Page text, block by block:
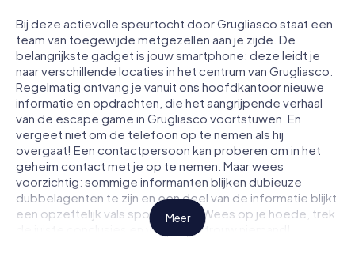
Bij deze actievolle speurtocht door Grugliasco staat een
team van toegewijde metgezellen aan je zijde. De
belangrijkste gadget is jouw smartphone: deze leidt je
naar verschillende locaties in het centrum van Grugliasco.
Regelmatig ontvang je vanuit ons hoofdkantoor nieuwe
informatie en opdrachten, die het aangrijpende verhaal
van de escape game in Grugliasco voortstuwen. En
vergeet niet om de telefoon op te nemen als hij
overgaat! Een contactpersoon kan proberen om in het
geheim contact met je op te nemen. Maar wees
voorzichtig: sommige informanten blijken dubieuze
dubbelagenten te zijn en een deel van de informatie blijkt
een opzettelijk vals spoor te zijn. Wees op je hoede, trek
de juiste conclusies en vooral: vertrouw niemand!
Meer